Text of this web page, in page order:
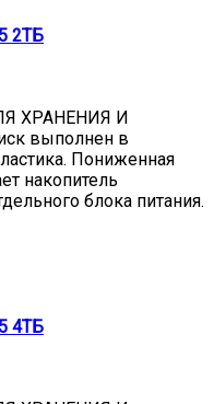
2ТБ
ХРАНЕНИЯ И
выполнен в
Пониженная
накопитель
блока питания.
4ТБ